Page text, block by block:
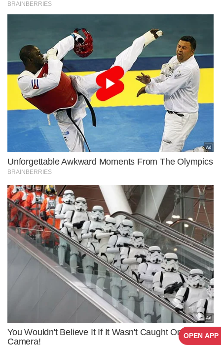
OPEN APP